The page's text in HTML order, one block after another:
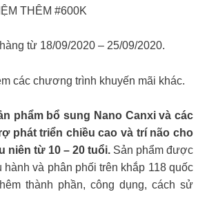
THÊM #600K
từ 18/09/2020 – 25/09/2020.
các chương trình khuyến mãi khác.
phẩm bổ sung Nano Canxi và các
phát triển chiều cao và trí não cho
niên từ 10 – 20 tuổi. Sản phẩm được
hành và phân phối trên khắp 118 quốc
thành phần, công dụng, cách sử